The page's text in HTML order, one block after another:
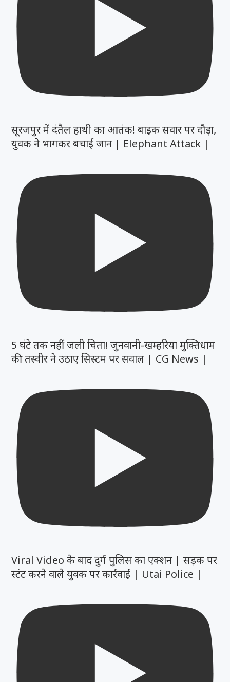
सूरजपुर में दंतैल हाथी का आतंक! बाइक सवार पर दौड़ा,
युवक ने भागकर बचाई जान | Elephant Attack |
5 घंटे तक नहीं जली चिता! जुनवानी-खम्हरिया मुक्तिधाम
की तस्वीर ने उठाए सिस्टम पर सवाल | CG News |
Viral Video के बाद दुर्ग पुलिस का एक्शन | सड़क पर
स्टंट करने वाले युवक पर कार्रवाई | Utai Police |